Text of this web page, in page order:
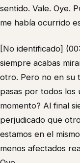
sentido. Vale. Oye.
me había ocurrido
[No identificado]
siempre acabas
otro. Pero no en su
pasas por todos los
momento? Al final
perjudicado que
estamos en el
menos afectados